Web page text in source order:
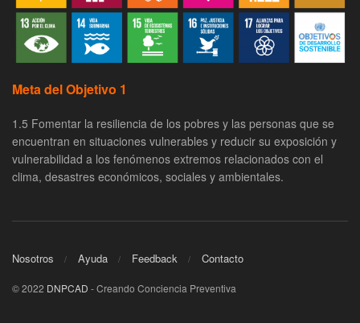
Meta del Objetivo 1
1.5 Fomentar la resiliencia de los pobres y las personas que se
encuentran en situaciones vulnerables y reducir su exposición y
vulnerabilidad a los fenómenos extremos relacionados con el
clima, desastres económicos, sociales y ambientales.
Nosotros Ayuda Feedback Contacto
© 2022 DNPCAD - Creando Conciencia Preventiva